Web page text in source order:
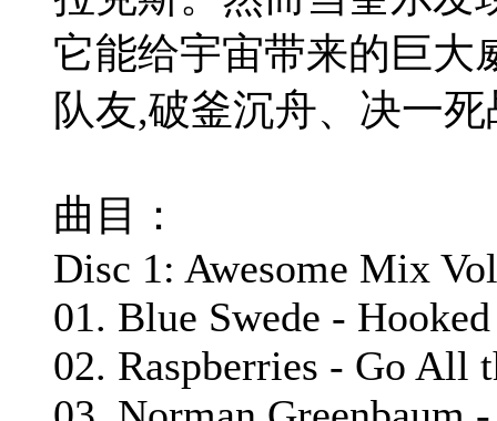
它能给宇宙带来的巨大
队友,破釜沉舟、决一
曲目：
Disc 1: Awesome Mix
01. Blue Swede -
02. Raspberries - Go All